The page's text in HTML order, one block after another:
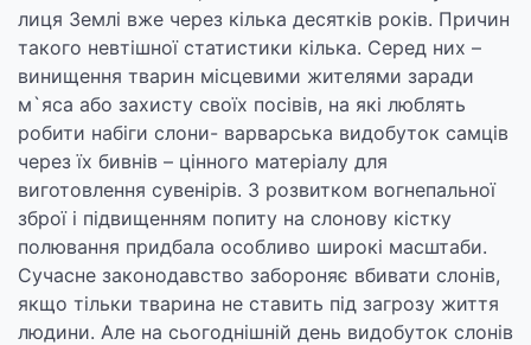
лиця Землі вже через кілька десятків років. Причин
такого невтішної статистики кілька. Серед них –
винищення тварин місцевими жителями заради
м`яса або захисту своїх посівів, на які люблять
робити набіги слони- варварська видобуток самців
через їх бивнів – цінного матеріалу для
виготовлення сувенірів. З розвитком вогнепальної
зброї і підвищенням попиту на слонову кістку
полювання придбала особливо широкі масштаби.
Сучасне законодавство забороняє вбивати слонів,
якщо тільки тварина не ставить під загрозу життя
людини. Але на сьогоднішній день видобуток слонів